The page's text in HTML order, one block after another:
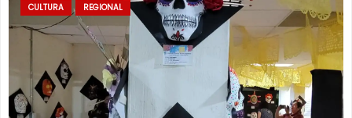
CULTURA REGIONAL